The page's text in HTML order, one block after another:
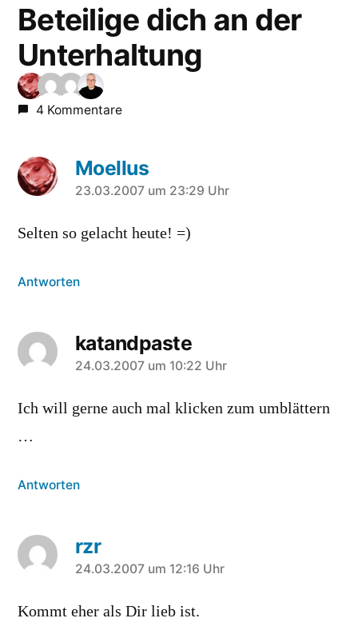
Beteilige dich an der
Unterhaltung
4 Kommentare
Moellus
sagt:
23.03.2007 um 23:29 Uhr
Selten so gelacht heute! =)
Antworten
katandpaste
sagt:
24.03.2007 um 10:22 Uhr
Ich will gerne auch mal klicken zum umblättern
…
Antworten
rzr
sagt:
24.03.2007 um 12:16 Uhr
Kommt eher als Dir lieb ist.